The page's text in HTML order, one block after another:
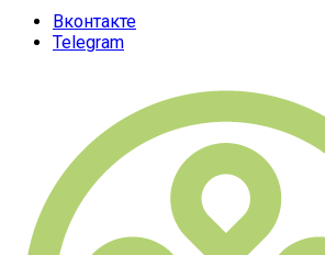
Вконтакте
Telegram